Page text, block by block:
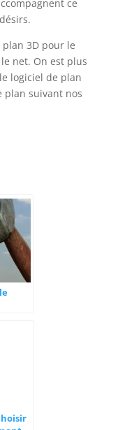
ce
3D pour le
net. On est plus
logiciel de plan
plan suivant nos